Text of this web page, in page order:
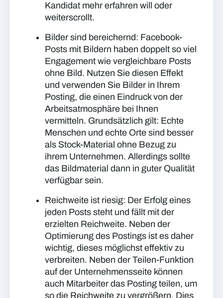
Kandidat mehr erfahren will oder
weiterscrollt.
Bilder sind bereichernd: Facebook-
Posts mit Bildern haben doppelt so viel
Engagement wie vergleichbare Posts
ohne Bild. Nutzen Sie diesen Effekt
und verwenden Sie Bilder in Ihrem
Posting, die einen Eindruck von der
Arbeitsatmosphäre bei Ihnen
vermitteln. Grundsätzlich gilt: Echte
Menschen und echte Orte sind besser
als Stock-Material ohne Bezug zu
ihrem Unternehmen. Allerdings sollte
das Bildmaterial dann in guter Qualität
verfügbar sein.
Reichweite ist riesig: Der Erfolg eines
jeden Posts steht und fällt mit der
erzielten Reichweite. Neben der
Optimierung des Postings ist es daher
wichtig, dieses möglichst effektiv zu
verbreiten. Neben der Teilen-Funktion
auf der Unternehmensseite können
auch Mitarbeiter das Posting teilen, um
so die Reichweite zu vergrößern. Dies